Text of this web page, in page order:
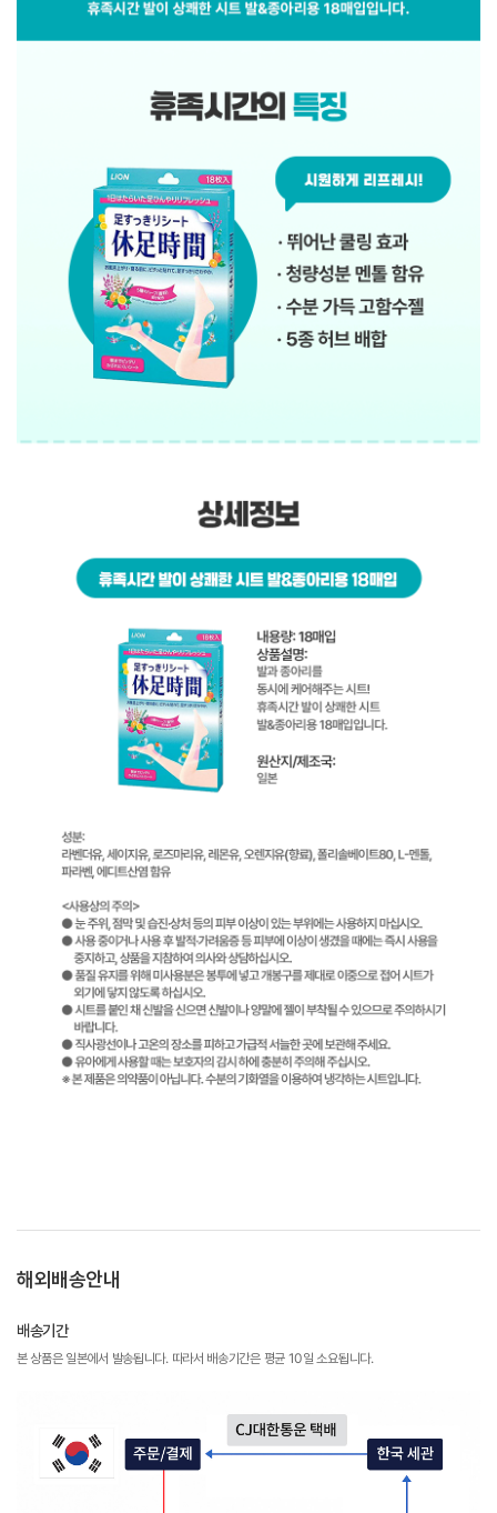
해외배송안내
배송기간
본 상품은 일본에서 발송됩니다. 따라서 배송기간은 평균 10일 소요됩니다.